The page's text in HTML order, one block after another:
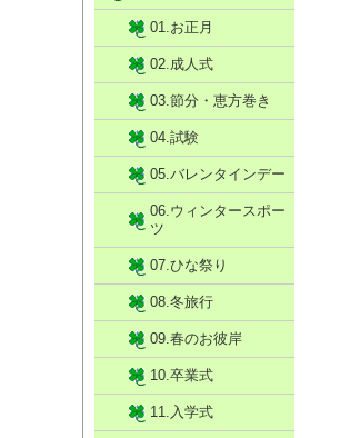
01.お正月
02.成人式
03.節分・恵方巻き
04.試験
05.バレンタインデー
06.ウィンタースポー
ツ
07.ひな祭り
08.冬旅行
09.春のお彼岸
10.卒業式
11.入学式